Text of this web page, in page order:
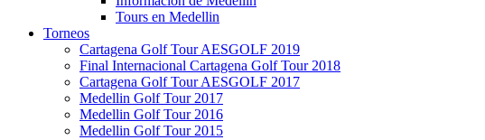
Tours en Medellin
Torneos
Cartagena Golf Tour AESGOLF 2019
Final Internacional Cartagena Golf Tour 2018
Cartagena Golf Tour AESGOLF 2017
Medellin Golf Tour 2017
Medellin Golf Tour 2016
Medellin Golf Tour 2015